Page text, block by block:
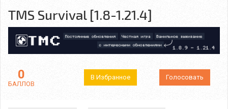
TMS Survival [1.8-1.21.4]
0
БАЛЛОВ
В Избранное Голосовать